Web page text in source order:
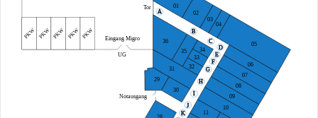
PKW PKW PKW PKW PKW
01
A
B
C
D
E
F
G
H
I
J
K
02
03
04
05
06
07
08
09
10
11
28
29
30
31 32
33
34
35
36
Tor
Notausgang
Eingang Migro
UG